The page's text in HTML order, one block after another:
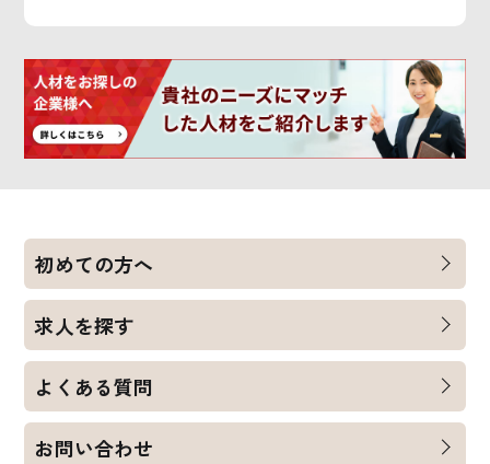
初めての方へ
求人を探す
よくある質問
お問い合わせ